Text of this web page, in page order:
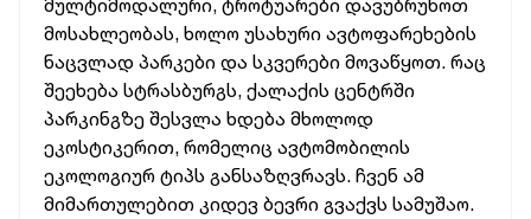
მულტიმოდალური, ტროტუარები დავუბრუნოთ
მოსახლეობას, ხოლო უსახური ავტოფარეხების
ნაცვლად პარკები და სკვერები მოვაწყოთ. რაც
შეეხება სტრასბურგს, ქალაქის ცენტრში
პარკინგზე შესვლა ხდება მხოლოდ
ეკოსტიკერით, რომელიც ავტომობილის
ეკოლოგიურ ტიპს განსაზღვრავს. ჩვენ ამ
მიმართულებით კიდევ ბევრი გვაქვს სამუშაო.